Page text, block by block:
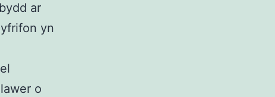
ar
yn
o